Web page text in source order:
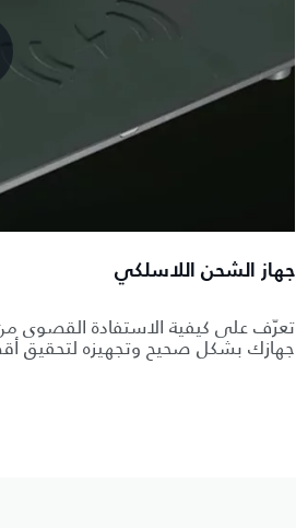
جهاز الشحن اللاسلكي
تعرّف على كيفية الاستفادة القصوى
جهازك بشكل صحيح وتجهيزه لتحقيق